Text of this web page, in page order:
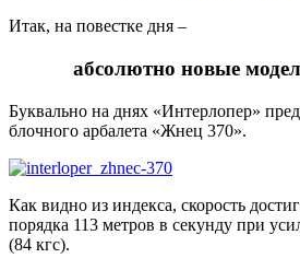
Итак, на повестке дня –
абсолютно новые
Буквально на днях «Интерлопер»
блочного арбалета «Жнец 370».
Как видно из индекса, скорость
порядка 113 метров в секунду при
(84 кгс).